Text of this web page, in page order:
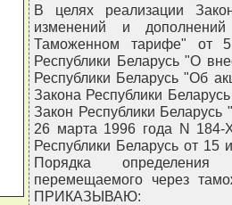
В целях реализации
изменений и
Таможенном тарифе" от
Республики Беларусь "О
Республики Беларусь "Об
Закона Республики
Закон Республики
26 марта 1996 года N 184-
Республики Беларусь от
Порядка
перемещаемого через
ПРИКАЗЫВАЮ: